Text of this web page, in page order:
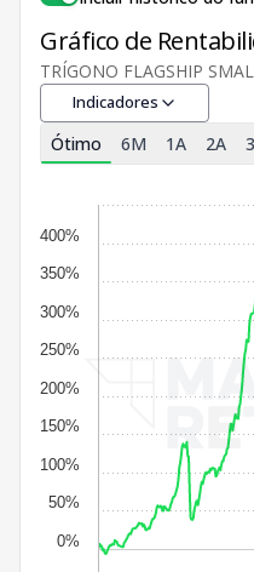
Gráfico de
TRÍGONO FLAGSHIP
Indicadores
Ótimo 6M 1A 2A
0%
50%
100%
150%
200%
250%
300%
350%
400%